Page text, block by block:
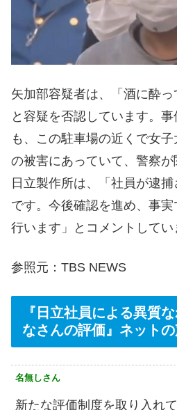
矢加部容疑者は、「酒に酔っ
と容疑を否認しています。
も、この駐車場の近くで女
の被害にあっていて、警察が
日立製作所は、「社員が逮
です。今後確認を進め、事
行います」とコメントしてい
参照元：TBS NEWS
『日立社員による異質
なさんの評価』ネット
名無しさん
新たな評価制度を取り入れ